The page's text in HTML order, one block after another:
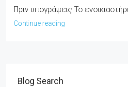
Πριν υπογράψεις Το
Continue reading
Blog Search